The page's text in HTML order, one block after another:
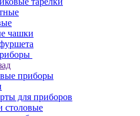
чашки
приборы
для приборов
столовые